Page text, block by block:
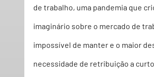
de trabalho, uma pandemia que
imaginário sobre o mercado de
impossível de manter e o maior
necessidade de retribuição a